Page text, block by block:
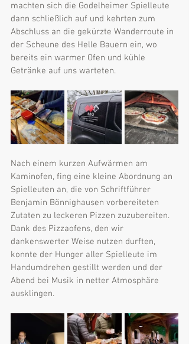
machten sich die Godelheimer Spielleute
dann schließlich auf und kehrten zum
Abschluss an die gekürzte Wanderroute in
der Scheune des Helle Bauern ein, wo
bereits ein warmer Ofen und kühle
Getränke auf uns warteten.
Nach einem kurzen Aufwärmen am
Kaminofen, fing eine kleine Abordnung an
Spielleuten an, die von Schriftführer
Benjamin Bönnighausen vorbereiteten
Zutaten zu leckeren Pizzen zuzubereiten.
Dank des Pizzaofens, den wir
dankenswerter Weise nutzen durften,
konnte der Hunger aller Spielleute im
Handumdrehen gestillt werden und der
Abend bei Musik in netter Atmosphäre
ausklingen.